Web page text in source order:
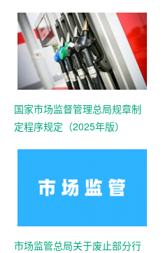
国家市场监督管理总局规章制
定程序规定（2025年版）
市场监管总局关于废止部分行